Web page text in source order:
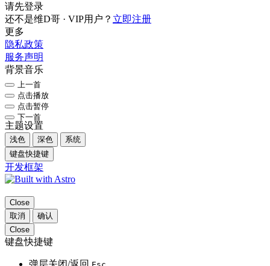
请先登录
还不是维D哥 · VIP用户？ 立即注册
更多
隐私政策
服务声明
背景音乐
上一首
点击播放
点击暂停
下一首
主题设置
浅色 深色
系统
键盘快捷键
开发框架
Close
取消
确认
Close
键盘快捷键
弹层关闭/返回